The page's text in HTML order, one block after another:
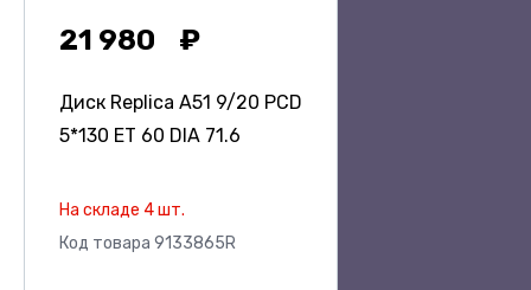
21 980
Диск Replica A51 9/20 PCD
5*130 ET 60 DIA 71.6
На складе 4 шт.
Код товара 9133865R